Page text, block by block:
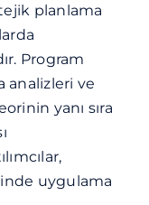
planlama
Program
analizleri ve
yanı sıra
uygulama